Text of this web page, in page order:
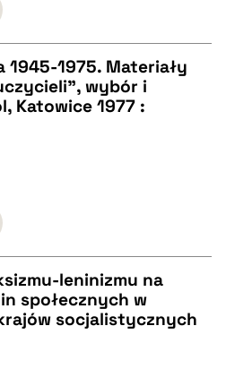
1975. Materiały
wybór i
Katowice 1977 :
leninizmu na
społecznych w
socjalistycznych